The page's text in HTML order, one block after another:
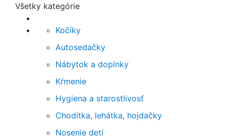
Všetky kategórie
Kočíky
Autosedačky
Nábytok a doplnky
Kŕmenie
Hygiena a starostlivosť
Chodítka, lehátka, hojdačky
Nosenie detí